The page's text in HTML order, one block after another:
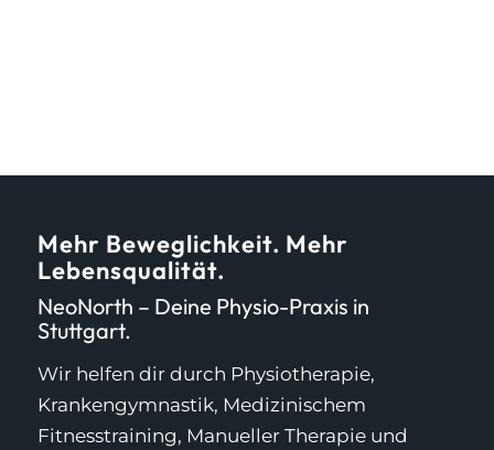
Mehr Beweglichkeit. Mehr
Lebensqualität.
NeoNorth – Deine Physio-Praxis in
Stuttgart.
Wir helfen dir durch Physiotherapie,
Krankengymnastik, Medizinischem
Fitnesstraining, Manueller Therapie und